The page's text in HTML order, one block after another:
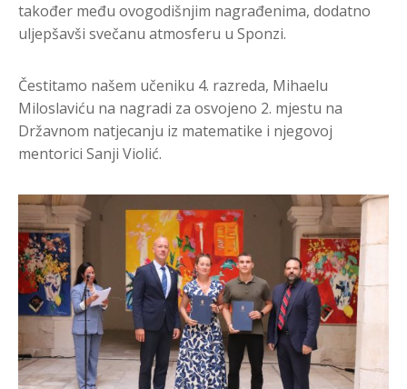
također među ovogodišnjim nagrađenima, dodatno
uljepšavši svečanu atmosferu u Sponzi.
Čestitamo našem učeniku 4. razreda, Mihaelu
Miloslaviću na nagradi za osvojeno 2. mjestu na
Državnom natjecanju iz matematike i njegovoj
mentorici Sanji Violić.